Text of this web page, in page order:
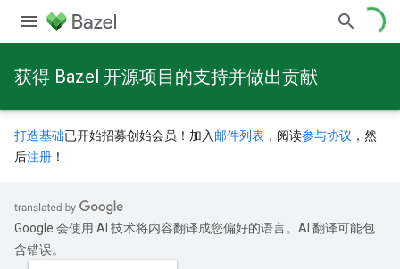
获得 Bazel 开源项目的支持并做出贡献
打造基础已开始招募创始会员！加入 邮件列表 ，阅读参与协议 ，然
后注册 ！
Google 会使用 AI 技术将内容翻译成您偏好的语言。AI 翻译可能包
含错误。